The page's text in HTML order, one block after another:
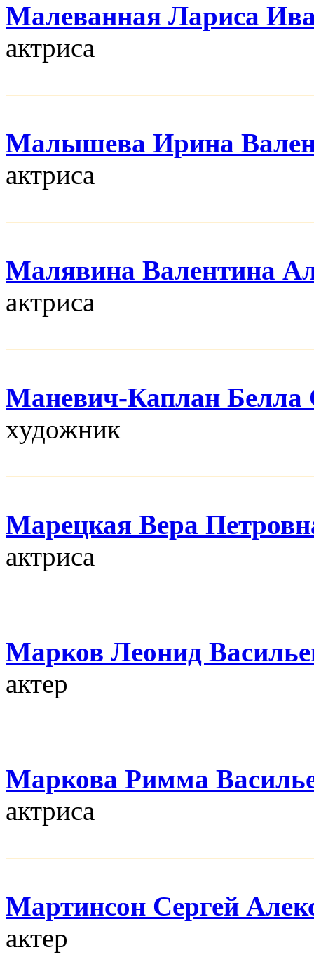
Малеванная Лариса
актриса
Малышева Ирина
актриса
Малявина Валентина
актриса
Маневич-Каплан Белла
художник
Марецкая Вера
актриса
Марков Леонид
актер
Маркова Римма
актриса
Мартинсон Сергей
актер